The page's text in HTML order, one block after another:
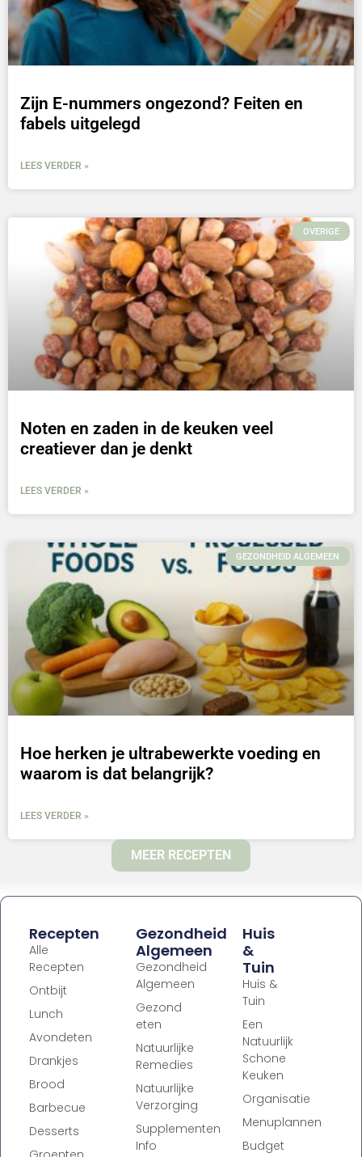
Zijn E-nummers ongezond? Feiten en
fabels uitgelegd
LEES VERDER »
OVERIGE
Noten en zaden in de keuken veel
creatiever dan je denkt
LEES VERDER »
GEZONDHEID ALGEMEEN
Hoe herken je ultrabewerkte voeding en
waarom is dat belangrijk?
LEES VERDER »
MEER RECEPTEN
Recepten
Alle
Recepten
Ontbijt
Lunch
Avondeten
Drankjes
Brood
Barbecue
Desserts
Gezondheid
Algemeen
Gezondheid
Algemeen
Gezond
eten
Natuurlijke
Remedies
Natuurlijke
Verzorging
Supplementen
Info
Huis
&
Tuin
Huis &
Tuin
Een
Natuurlijk
Schone
Keuken
Organisatie
Menuplannen
Budget